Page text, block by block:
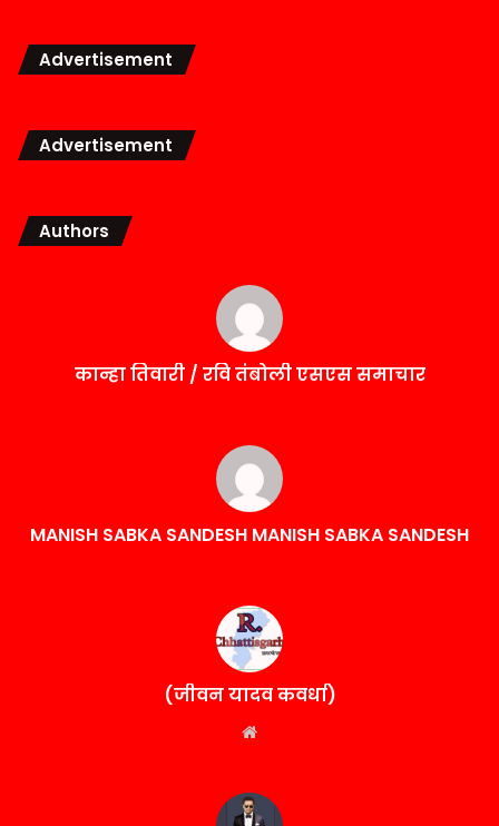
Advertisement
Advertisement
Authors
कान्हा तिवारी / रवि तंबोली एसएस समाचार
MANISH SABKA SANDESH MANISH SABKA SANDESH
(जीवन यादव कवर्धा)